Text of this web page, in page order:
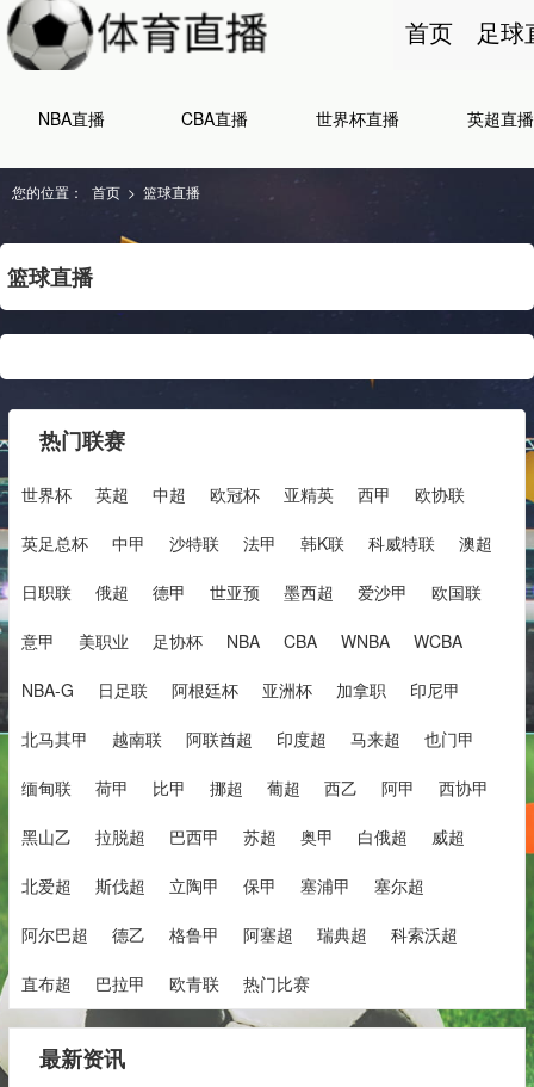
首页 足球
NBA直播 CBA直播 世界杯直播 英超直播
您的位置： 首页 > 篮球直播
篮球直播
热门联赛
世界杯 英超 中超 欧冠杯 亚精英 西甲 欧协联
英足总杯 中甲 沙特联 法甲 韩K联 科威特联 澳超
日职联 俄超 德甲 世亚预 墨西超 爱沙甲 欧国联
意甲 美职业 足协杯 NBA CBA WNBA WCBA
NBA-G 日足联 阿根廷杯 亚洲杯 加拿职 印尼甲
北马其甲 越南联 阿联酋超 印度超 马来超 也门甲
缅甸联 荷甲 比甲 挪超 葡超 西乙 阿甲 西协甲
黑山乙 拉脱超 巴西甲 苏超 奥甲 白俄超 威超
北爱超 斯伐超 立陶甲 保甲 塞浦甲 塞尔超
阿尔巴超 德乙 格鲁甲 阿塞超 瑞典超 科索沃超
直布超 巴拉甲 欧青联 热门比赛
最新资讯